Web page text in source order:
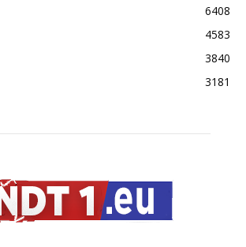
6408
4583
3840
3181